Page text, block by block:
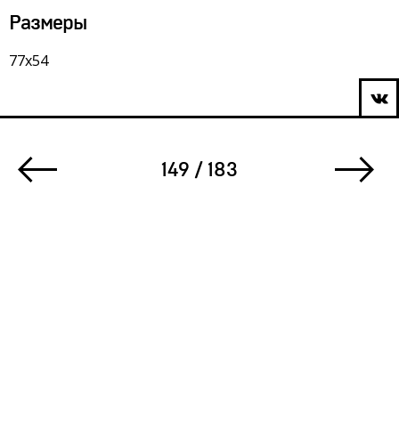
Размеры
77х54
149 / 183